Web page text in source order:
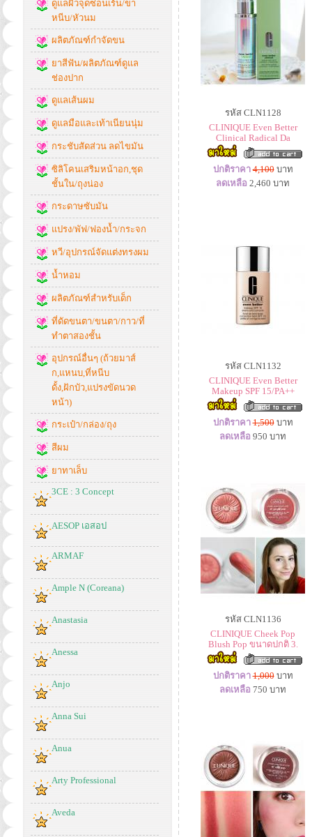
ดูแลผิวจุดซ่อนเร้น/ขา
หนีบ/หัวนม
ผลิตภัณฑ์กำจัดขน
ยาสีฟัน/ผลิตภัณฑ์ดูแล
ช่องปาก
ดูแลเส้นผม
ดูแลมือและเท้าเนียนนุ่ม
กระชับสัดส่วน ลดไขมัน
ซิลิโคนเสริมหน้าอก,ชุด
ชั้นใน/ถุงน่อง
กระดาษซับมัน
แปรง/พัฟ/ฟองน้ำ/กระจก
หวี/อุปกรณ์จัดแต่งทรงผม
น้ำหอม
ผลิตภัณฑ์สำหรับเด็ก
ที่ดัดขนตา/ขนตา/กาว/ที่
ทำตาสองชั้น
อุปกรณ์อื่นๆ (ถ้วยมาส์
ก,แหนบ,ที่หนีบ
ดั้ง,ฝักบัว,แปรงขัดนวด
หน้า)
กระเป๋า/กล่อง/ถุง
สีผม
ยาทาเล็บ
3CE : 3 Concept
AESOP เอสอป
ARMAF
Ample N (Coreana)
Anastasia
Anessa
Anjo
Anna Sui
Anua
Arty Professional
Aveda
รหัส CLN1128
CLINIQUE Even Better
Clinical Radical Da
ปกติราคา 4,100บาท
ลดเหลือ 2,460 บาท
รหัส CLN1132
CLINIQUE Even Better
Makeup SPF 15/PA++
ปกติราคา 1,500บาท
ลดเหลือ 950 บาท
รหัส CLN1136
CLINIQUE Cheek Pop
Blush Pop ขนาดปกติ 3.
ปกติราคา 1,000บาท
ลดเหลือ 750 บาท